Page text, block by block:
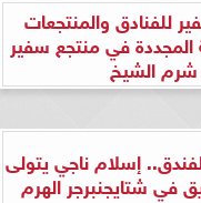
للفنادق والمنتجعات
المجددة في منتجع سفير
شرم الشيخ
إسلام ناجي يتولى
في شتايجنبرجر الهرم